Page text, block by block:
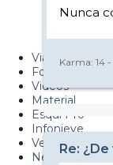
PUCAF
Viajes
Fotos
Videos
Material
Esquí Pro
Infonieve
Verano
Nevalog
Nunca
Karma: 14 -
Re: